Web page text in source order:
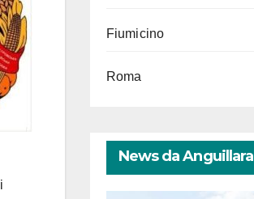
Fiumicino
Roma
News da Anguillara